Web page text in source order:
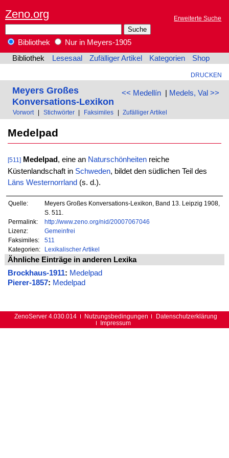
Zeno.org Erweiterte Suche
Bibliothek
Nur in Meyers-1905
Bibliothek
Lesesaal Zufälliger Artikel Kategorien Shop
DRUCKEN
<< Medellín| Medels, Val >>
Meyers Großes
Konversations-Lexikon
Vorwort Stichwörter Faksimiles Zufälliger Artikel
Medelpad
[511] Medelpad, eine an Naturschönheitenreiche
Küstenlandschaft in Schweden, bildet den südlichen Teil des
Läns Westernorrland (s. d.).
Quelle:
Meyers Großes Konversations-Lexikon, Band 13. Leipzig 1908,
S. 511.
Permalink:
http://www.zeno.org/nid/20007067046
Lizenz:
Gemeinfrei
Faksimiles:
511
Kategorien:
Lexikalischer Artikel
Ähnliche Einträge in anderen Lexika
Brockhaus-1911: Medelpad
Pierer-1857: Medelpad
ZenoServer 4.030.014 Nutzungsbedingungen
Datenschutzerklärung
Impressum